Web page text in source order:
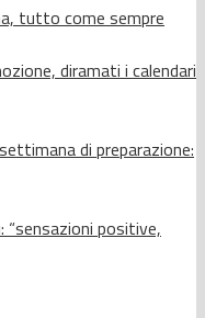
tutto come sempre
diramati i calendari
di preparazione:
“sensazioni positive,